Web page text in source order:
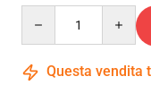
Questa vendita